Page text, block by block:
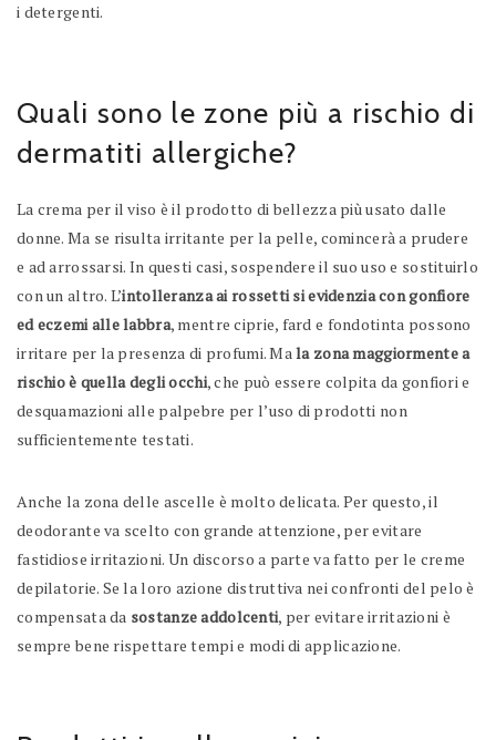
i detergenti.
Quali sono le zone più a rischio di
dermatiti allergiche?
La crema per il viso è il prodotto di bellezza più usato dalle
donne. Ma se risulta irritante per la pelle, comincerà a prudere
e ad arrossarsi. In questi casi, sospendere il suo uso e sostituirlo
con un altro. L’intolleranza ai rossetti si evidenzia con gonfiore
ed eczemi alle labbra, mentre ciprie, fard e fondotinta possono
irritare per la presenza di profumi. Mala zona maggiormente a
rischio è quella degli occhi, che può essere colpita da gonfiori e
desquamazioni alle palpebre per l’uso di prodotti non
sufficientemente testati.
Anche la zona delle ascelle è molto delicata. Per questo, il
deodorante va scelto con grande attenzione, per evitare
fastidiose irritazioni. Un discorso a parte va fatto per le creme
depilatorie. Se la loro azione distruttiva nei confronti del pelo è
compensata da sostanze addolcenti, per evitare irritazioni è
sempre bene rispettare tempi e modi di applicazione.